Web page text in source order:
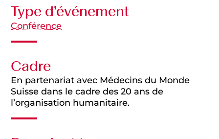
Type d’événement
Conférence
Cadre
En partenariat avec Médecins du Monde
Suisse dans le cadre des 20 ans de
l’organisation humanitaire.